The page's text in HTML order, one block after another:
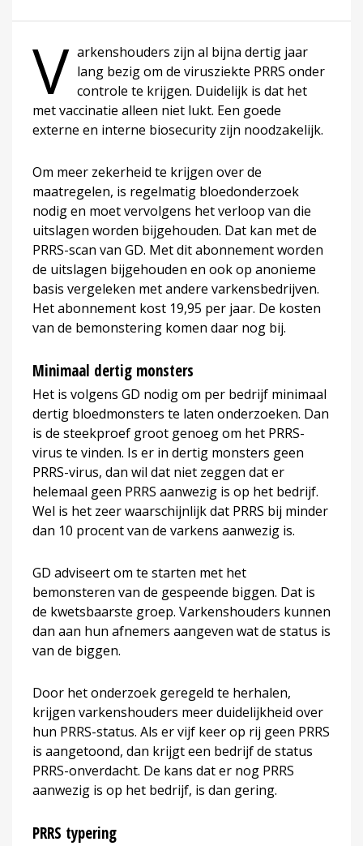
V arkenshouders zijn al bijna dertig jaar
lang bezig om de virusziekte PRRS onder
controle te krijgen. Duidelijk is dat het
met vaccinatie alleen niet lukt. Een goede
externe en interne biosecurity zijn noodzakelijk.
Om meer zekerheid te krijgen over de
maatregelen, is regelmatig bloedonderzoek
nodig en moet vervolgens het verloop van die
uitslagen worden bijgehouden. Dat kan met de
PRRS-scan van GD. Met dit abonnement worden
de uitslagen bijgehouden en ook op anonieme
basis vergeleken met andere varkensbedrijven.
Het abonnement kost 19,95 per jaar. De kosten
van de bemonstering komen daar nog bij.
Minimaal dertig monsters
Het is volgens GD nodig om per bedrijf minimaal
dertig bloedmonsters te laten onderzoeken. Dan
is de steekproef groot genoeg om het PRRS-
virus te vinden. Is er in dertig monsters geen
PRRS-virus, dan wil dat niet zeggen dat er
helemaal geen PRRS aanwezig is op het bedrijf.
Wel is het zeer waarschijnlijk dat PRRS bij minder
dan 10 procent van de varkens aanwezig is.
GD adviseert om te starten met het
bemonsteren van de gespeende biggen. Dat is
de kwetsbaarste groep. Varkenshouders kunnen
dan aan hun afnemers aangeven wat de status is
van de biggen.
Door het onderzoek geregeld te herhalen,
krijgen varkenshouders meer duidelijkheid over
hun PRRS-status. Als er vijf keer op rij geen PRRS
is aangetoond, dan krijgt een bedrijf de status
PRRS-onverdacht. De kans dat er nog PRRS
aanwezig is op het bedrijf, is dan gering.
PRRS typering